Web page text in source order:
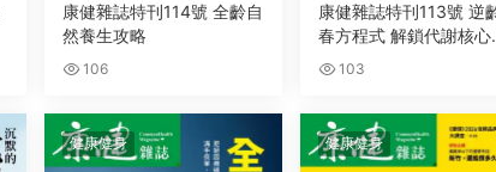
康健雜誌特刊114號 全齡自
然養生攻略
106
康健雜誌特刊113號 逆
春方程式 解鎖代謝核心
碼 103
健康健身 健康健身